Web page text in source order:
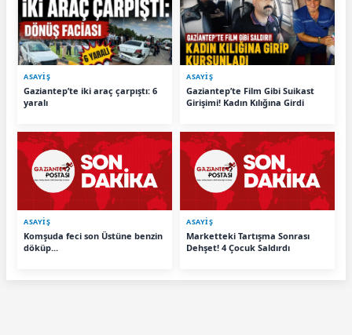
ASAYİŞ
Gaziantep’te iki araç çarpıştı: 6
yaralı
ASAYİŞ
Gaziantep’te Film Gibi Suikast
Girişimi! Kadın Kılığına Girdi
ASAYİŞ
Komşuda feci son Üstüne benzin
döküp...
ASAYİŞ
Marketteki Tartışma Sonrası
Dehşet! 4 Çocuk Saldırdı